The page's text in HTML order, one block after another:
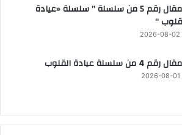
المقال رقم 5 من سلسلة ” سلسلة «عيادة
“
2026-08-02
رقم 4 من سلسلة عيادة القلوب
2026-08-01